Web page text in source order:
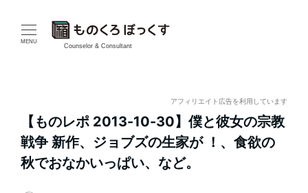
MENU
Counselor & Consultant
アフィリエイト広告を利用しています
【ものレポ 2013-10-30】僕と彼女の宗教
戦争 新作、ジョブズの生家が ！、食欲の
秋でおなかいっぱい、など。